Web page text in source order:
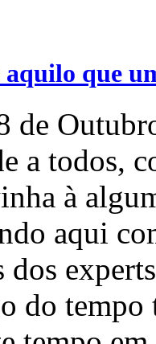
aquilo que
de
a todos,
à
aqui
dos
do tempo